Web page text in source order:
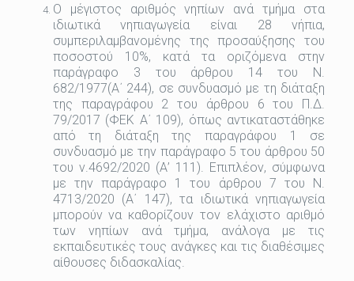
Ο μέγιστος αριθμός νηπίων ανά τμήμα στα
ιδιωτικά νηπιαγωγεία είναι 28 νήπια,
συμπεριλαμβανομένης της προσαύξησης του
ποσοστού 10%, κατά τα οριζόμενα στην
παράγραφο 3 του άρθρου 14 του Ν.
682/1977(Α΄ 244), σε συνδυασμό με τη διάταξη
της παραγράφου 2 του άρθρου 6 του Π.Δ.
79/2017 (ΦΕΚ Α΄ 109), όπως αντικαταστάθηκε
από τη διάταξη της παραγράφου 1 σε
συνδυασμό με την παράγραφο 5 του άρθρου 50
του ν.4692/2020 (Α’ 111). Επιπλέον, σύμφωνα
με την παράγραφο 1 του άρθρου 7 του Ν.
4713/2020 (Α΄ 147), τα ιδιωτικά νηπιαγωγεία
μπορούν να καθορίζουν τον ελάχιστο αριθμό
των νηπίων ανά τμήμα, ανάλογα με τις
εκπαιδευτικές τους ανάγκες και τις διαθέσιμες
αίθουσες διδασκαλίας.